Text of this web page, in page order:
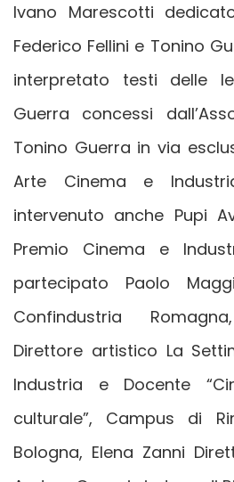
Ivano Marescotti
Federico Fellini e Tonino
interpretato testi delle
Guerra concessi
Tonino Guerra in via
Arte Cinema e
intervenuto anche Pupi
Premio Cinema e
partecipato Paolo
Confindustria
Direttore artistico La
Industria e Docente
culturale”, Campus di
Bologna, Elena Zanni